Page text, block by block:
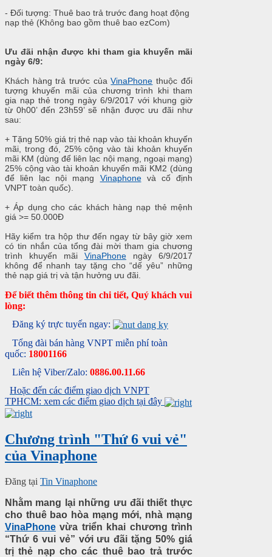
- Đối tượng: Thuê bao trả trước đang hoạt động
nạp thẻ (Không bao gồm thuê bao ezCom)
Ưu đãi nhận được khi tham gia khuyến mãi
ngày 6/9:
Khách hàng trả trước củaVinaPhone thuộc đối
tượng khuyến mãi của chương trình khi tham
gia nạp thẻ trong ngày 6/9/2017 với khung giờ
từ 0h00’ đến 23h59’ sẽ nhận được ưu đãi như
sau:
+ Tặng 50% giá trị thẻ nạp vào tài khoản khuyến
mãi, trong đó, 25% cộng vào tài khoản khuyến
mãi KM (dùng để liên lạc nội mạng, ngoại mạng)
25% cộng vào tài khoản khuyến mãi KM2 (dùng
để liên lạc nội mạng Vinaphonevà cố định
VNPT toàn quốc).
+ Áp dụng cho các khách hàng nạp thẻ mệnh
giá >= 50.000Đ
Hãy kiểm tra hộp thư đến ngay từ bây giờ xem
có tin nhắn của tổng đài mời tham gia chương
trình khuyến mãi VinaPhonengày 6/9/2017
không để nhanh tay tặng cho “dế yêu” những
thẻ nạp giá trị và tận hưởng ưu đãi.
Để biết thêm thông tin chi tiết, Quý khách vui
lòng:
Đăng ký trực tuyến ngay:
Tổng đài bán hàng VNPT miễn phí toàn
quốc: 18001166
Liên hệ Viber/Zalo: 0886.00.11.66
Hoặc đến các điểm giao dịch VNPT
TPHCM: xem các điểm giao dịch tại đây
Chương trình "Thứ 6 vui vẻ"
của Vinaphone
Đăng tại Tin Vinaphone
Nhằm mang lại những ưu đãi thiết thực
cho thuê bao hòa mạng mới, nhà mạng
VinaPhone vừa triển khai chương trình
“Thứ 6 vui vẻ” với ưu đãi tặng 50% giá
trị thẻ nạp cho các thuê bao trả trước